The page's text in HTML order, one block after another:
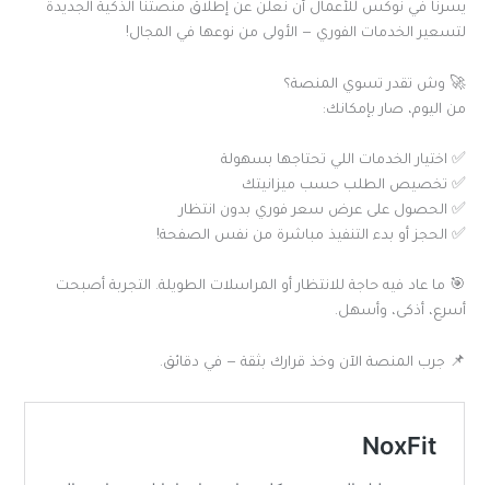
يسرنا في نوكس للأعمال أن نعلن عن إطلاق منصتنا الذكية الجديدة
لتسعير الخدمات الفوري — الأولى من نوعها في المجال!
🚀 وش تقدر تسوي المنصة؟
من اليوم، صار بإمكانك:
✅ اختيار الخدمات اللي تحتاجها بسهولة
✅ تخصيص الطلب حسب ميزانيتك
✅ الحصول على عرض سعر فوري بدون انتظار
✅ الحجز أو بدء التنفيذ مباشرة من نفس الصفحة!
🎯 ما عاد فيه حاجة للانتظار أو المراسلات الطويلة. التجربة أصبحت
أسرع، أذكى، وأسهل.
📌 جرب المنصة الآن وخذ قرارك بثقة — في دقائق.